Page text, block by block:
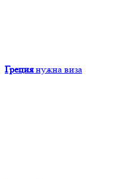
Греция нужна виза